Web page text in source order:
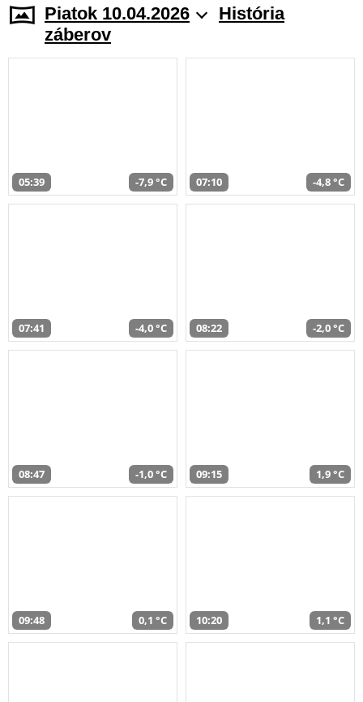
Piatok 10.04.2026
História
záberov
05:39 -7,9 °C 07:10 -4,8 °C
07:41 -4,0 °C 08:22 -2,0 °C
08:47 -1,0 °C 09:15 1,9 °C
09:48 0,1 °C 10:20 1,1 °C